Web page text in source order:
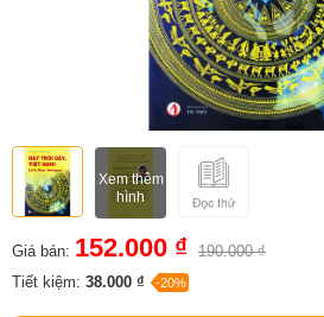
Xem thêm
hình
Giá bán: 152.000 ₫ 190.000 ₫
Tiết kiệm: 38.000 ₫ -20%